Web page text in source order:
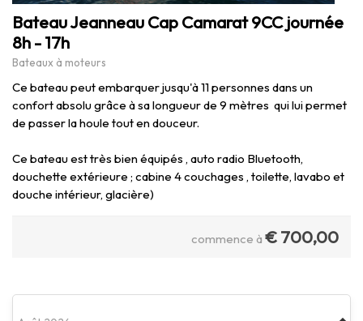
Bateau Jeanneau Cap Camarat 9CC journée
8h - 17h
Bateaux à moteurs
Ce bateau peut embarquer jusqu'à 11 personnes dans un
confort absolu grâce à sa longueur de 9 mètres qui lui permet
de passer la houle tout en douceur.
Ce bateau est très bien équipés , auto radio Bluetooth,
douchette extérieure ; cabine 4 couchages , toilette, lavabo et
douche intérieur, glacière)
commence à €700,00